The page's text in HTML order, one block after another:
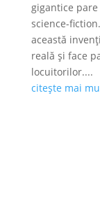
gigantice
science-
această
reală și face
locuitorilor....
citește mai